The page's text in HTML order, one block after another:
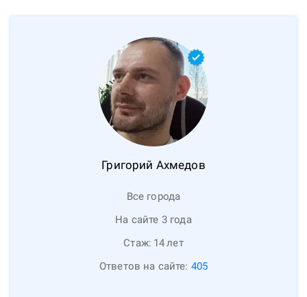
Григорий Ахмедов
Все города
На сайте 3 года
Стаж: 14лет
Ответов на сайте: 405